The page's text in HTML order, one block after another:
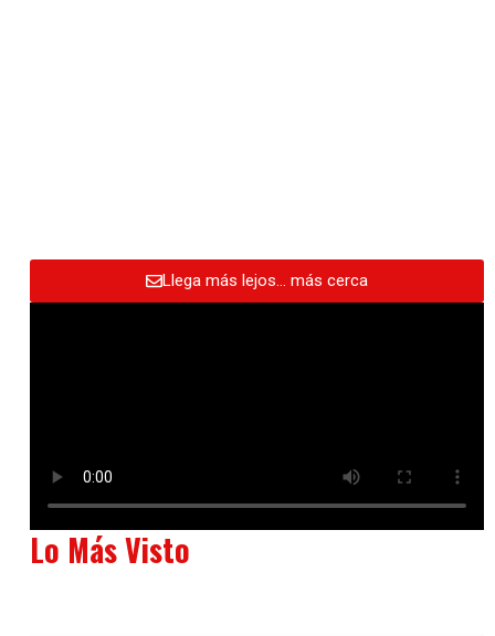
Llega más lejos… más cerca
Lo Más Visto